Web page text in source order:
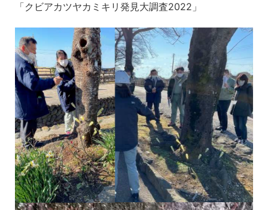
「クビアカツヤカミキリ発見大調査2022」